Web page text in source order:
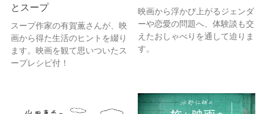
とスープ
スープ作家の有賀薫さんが、映
画から得た生活のヒントを綴り
ます。映画を観て思いついたス
ープレシピ付！
映画から浮かび上がるジェンダ
ーや恋愛の問題へ、体験談も交
えたおしゃべりを通して迫りま
す。